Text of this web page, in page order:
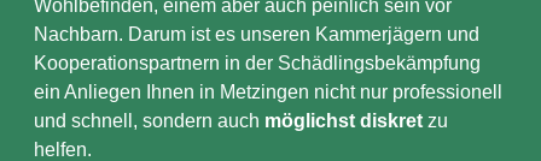
Wohlbefinden, einem aber auch peinlich sein vor
Nachbarn. Darum ist es unseren Kammerjägern und
Kooperationspartnern in der Schädlingsbekämpfung
ein Anliegen Ihnen in Metzingen nicht nur professionell
und schnell, sondern auch möglichst diskret zu
helfen.